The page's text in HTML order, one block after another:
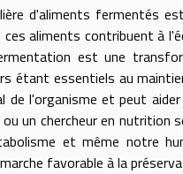
d'aliments fermentés
aliments contribuent à
est une
étant essentiels au
l'organisme et peut
un chercheur en
et même notre
favorable à la